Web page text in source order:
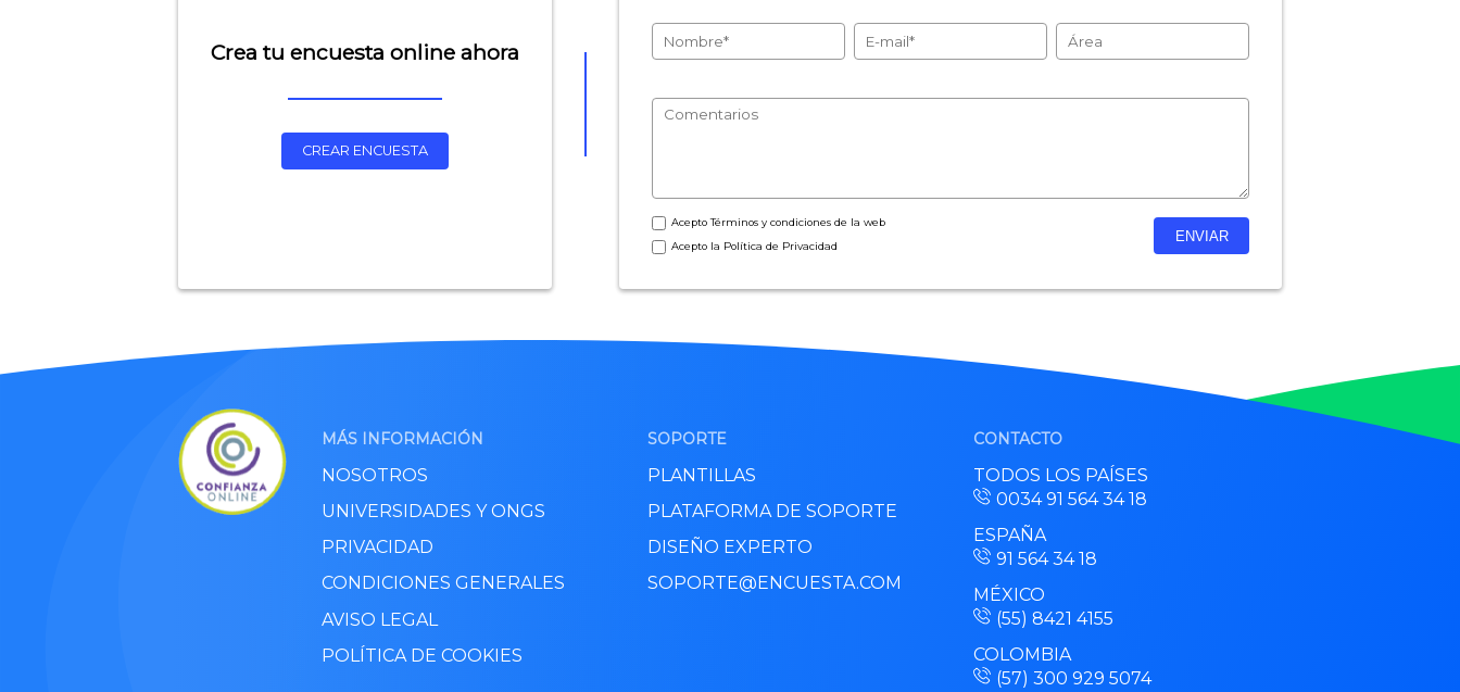
Crea tu encuesta online ahora
CREAR ENCUESTA
AceptoTérminos y condiciones de la web
Acepto la Política de Privacidad
MÁS INFORMACIÓN
NOSOTROS
UNIVERSIDADES Y ONGS
PRIVACIDAD
CONDICIONES GENERALES
AVISO LEGAL
POLÍTICA DE COOKIES
SOPORTE
PLANTILLAS
PLATAFORMA DE SOPORTE
DISEÑO EXPERTO
SOPORTE@ENCUESTA.COM
CONTACTO
TODOS LOS PAÍSES
0034 91 564 34 18
ESPAÑA
91 564 34 18
MÉXICO
(55) 8421 4155
COLOMBIA
(57) 300 929 5074